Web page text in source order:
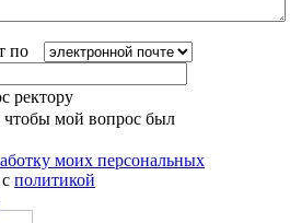
по
ректору
чтобы мой вопрос был
моих персональных
политикой